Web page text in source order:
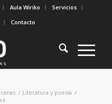
Aula Wiriko
Servicios
Contacto
/ Literatura y poesía /